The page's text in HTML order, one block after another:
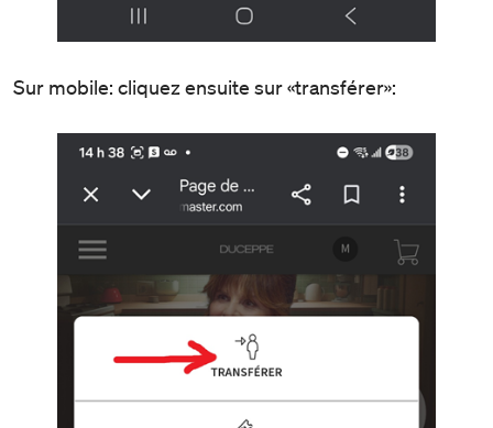
Sur mobile: cliquez ensuite sur «transférer»: